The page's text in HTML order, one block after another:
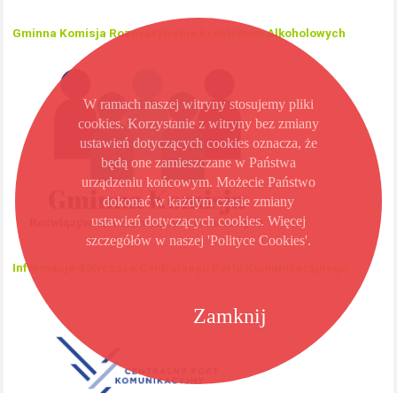
Gminna Komisja Rozwiązywania Problemów Alkoholowych
Informacje dotyczące Centralnego Portu Komunikacyjnego
Zamknij
W ramach naszej witryny stosujemy pliki
cookies. Korzystanie z witryny bez zmiany
ustawień dotyczących cookies oznacza, że
będą one zamieszczane w Państwa
urządzeniu końcowym. Możecie Państwo
dokonać w każdym czasie zmiany
ustawień dotyczących cookies. Więcej
szczegółów w naszej 'Polityce Cookies'.